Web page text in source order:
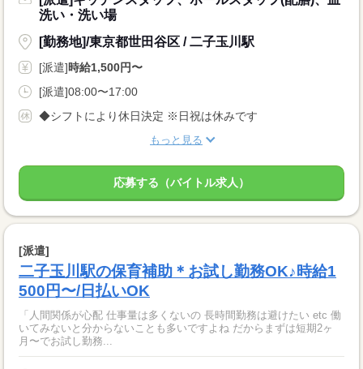
洗い・洗い場
[勤務地]/東京都世田谷区 / 二子玉川駅
[派遣]時給1,500円〜
[派遣]08:00〜17:00
◆シフトにより休日決定 ※日祝は休みです
もっと見る
応募する（バイトル求人）
[派遣]
二子玉川駅の保育補助＊お試し勤務OK♪時給1
500円〜/日払いOK
「人間関係が心配 仕事量は多くないの 長時間勤務は避けたい etc 働
いてみないと分からないことも多いですよね だからまずは短期2ヶ
月〜でお試し勤務...